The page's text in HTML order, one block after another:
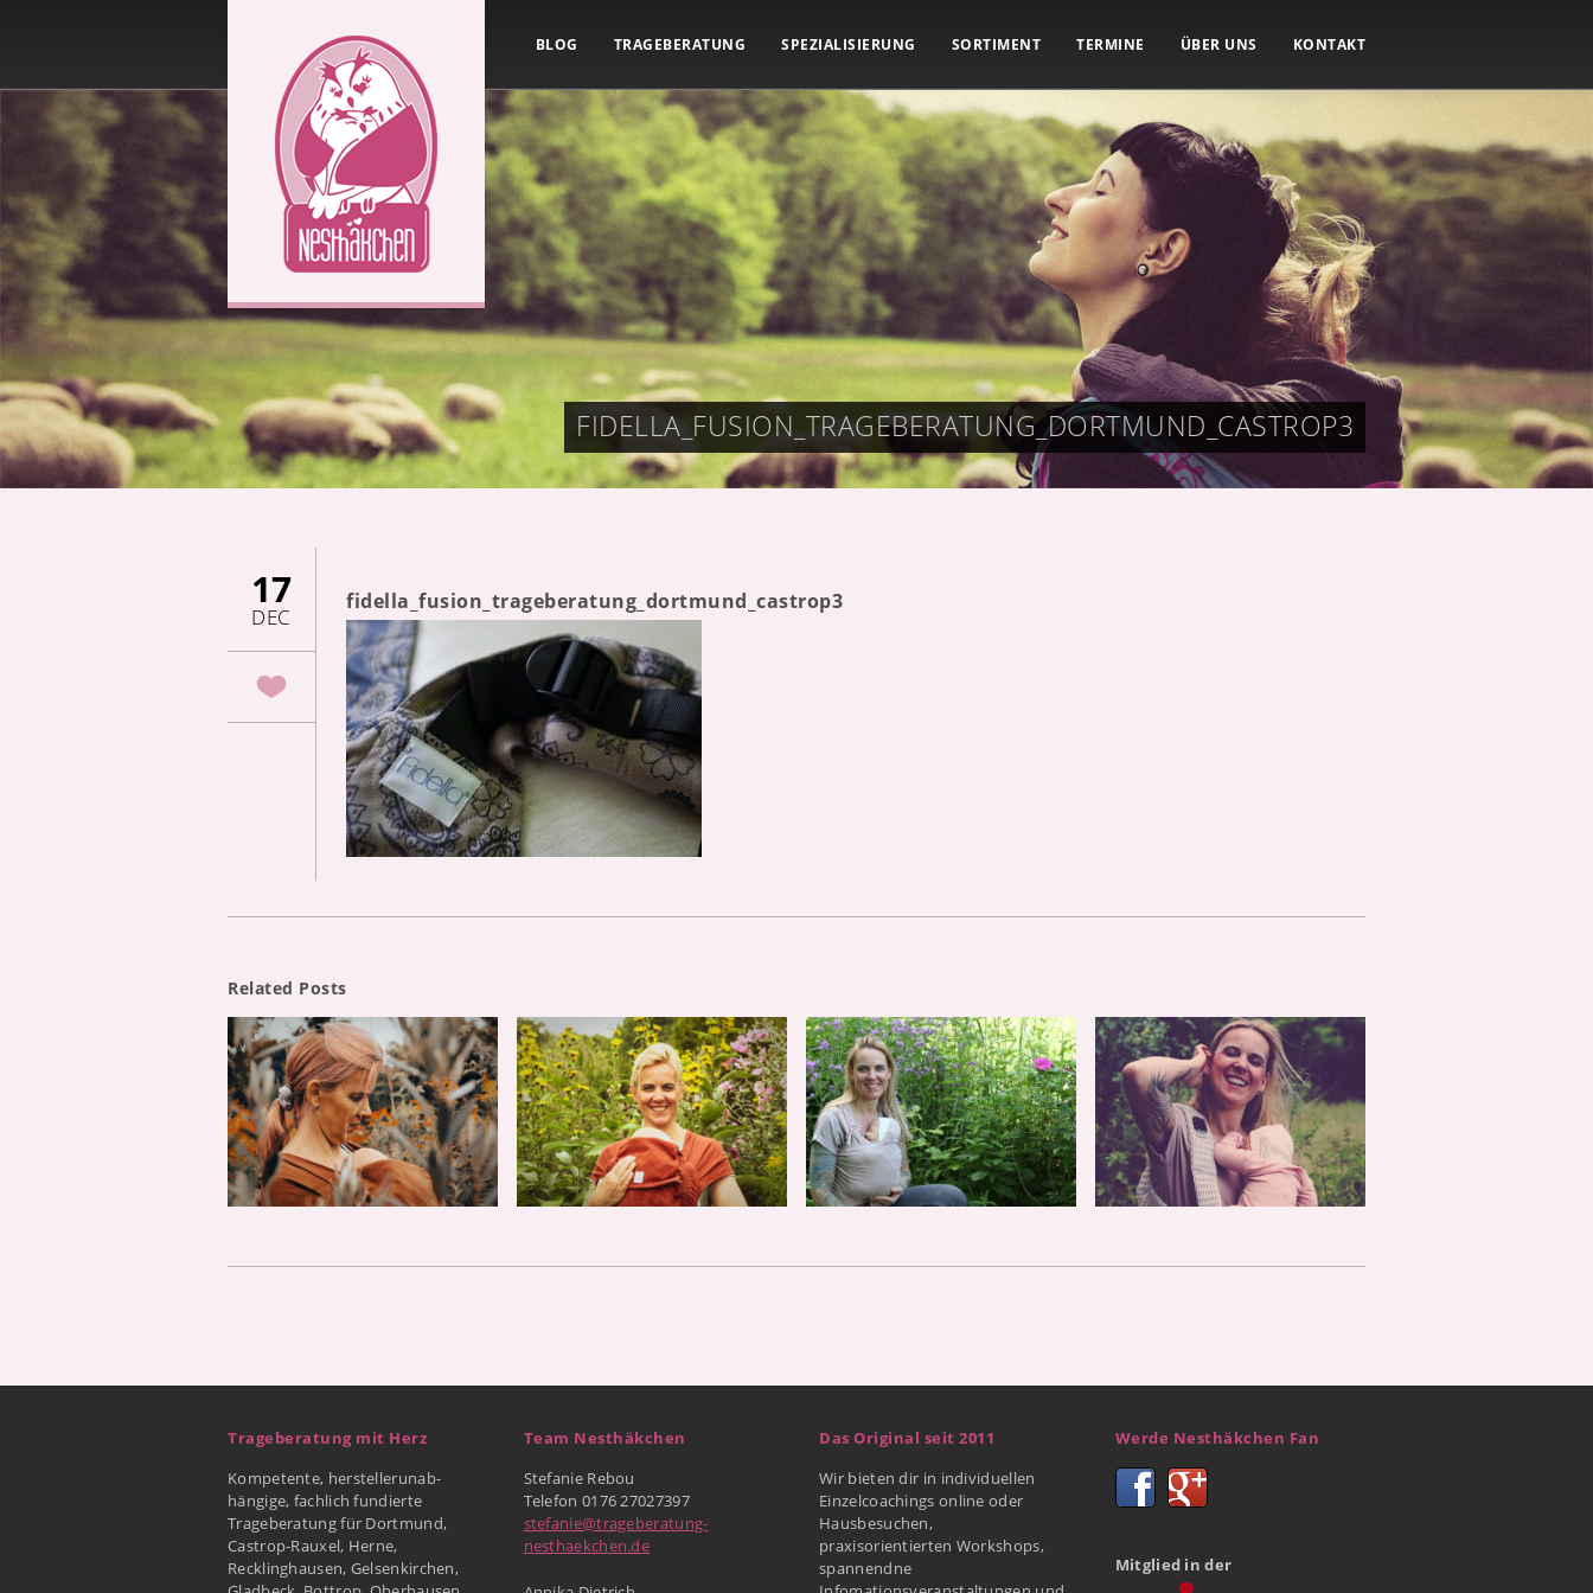
BLOG TRAGEBERATUNG SPEZIALISIERUNG SORTIMENT TERMINE ÜBER UNS KONTAKT
FIDELLA_FUSION_TRAGEBERATUNG_DORTMUND_CASTROP3
17
DEC
fidella_fusion_trageberatung_dortmund_castrop3
Related Posts
Trageberatung mit Herz
Kompetente, herstellerunab-
hängige, fachlich fundierte
Trageberatung für Dortmund,
Castrop-Rauxel, Herne,
Recklinghausen, Gelsenkirchen,
Team Nesthäkchen
Stefanie Rebou
Telefon 0176 27027397
stefanie@trageberatung-
nesthaekchen.de
Das Original seit 2011
Wir bieten dir in individuellen
Einzelcoachings online oder
Hausbesuchen,
praxisorientierten Workshops,
spannendne
Werde Nesthäkchen Fan
Mitglied in der